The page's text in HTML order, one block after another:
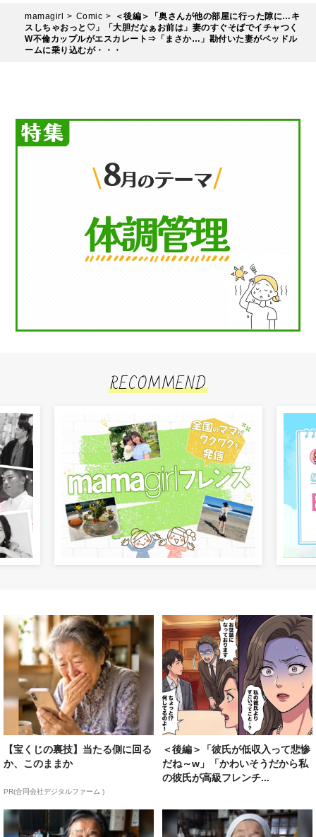
mamagirl Comic
＜後編＞「奥さんが他の部屋に行った隙に…キ
スしちゃおっと♡」「大胆だなぁお前は」妻のすぐそばでイチャつく
W不倫カップルがエスカレート⇒「まさか…」勘付いた妻がベッドル
ームに乗り込むが・・・
RECOMMEND
【宝くじの裏技】当たる側に回る
か、このままか
PR(合同会社デジタルファーム )
＜後編＞「彼氏が低収入って悲惨
だね～w」「かわいそうだから私
の彼氏が高級フレンチ...